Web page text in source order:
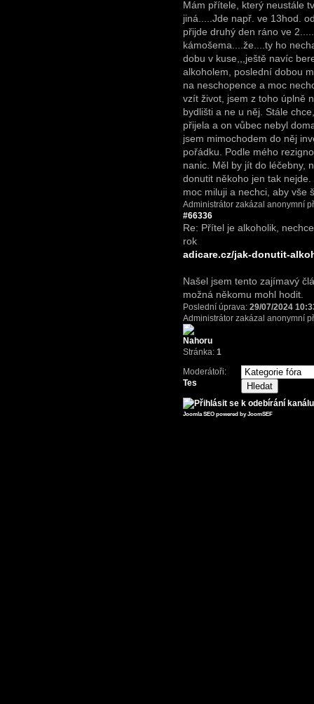
Mám přítele, který neustále
jiná.....Jde např. ve 13hod.
přijde druhý den ráno ve
kámošema....že....ty ho
dobu v kuse,,,ještě navíc
alkoholem, poslední dobou
na neschopence a moc
vzít život, jsem z toho úplně
bydlišti a ne u něj. Stále
přijela a on vůbec nebyl
jsem mimochodem do něj
pořádku. Podle mého
nanic. Měl by jít do léčebny,
donutit někoho jen tak
moc miluji a nechci, aby vše
Administrátor zakázal anonymní
#66336
Re: Přítel je alkoholik,
rok
adicare.cz/jak-donutit-
Našel jsem tento zajímavý
možná někomu mohl hodit.
Poslední úprava:29/07/2024
Administrátor zakázal anonymní
Stránka:1
Moderátoři:
Tes
Joomla SEO powered by JoomSEF